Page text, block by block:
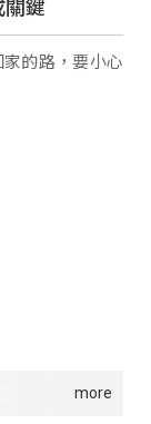
的路，要小心